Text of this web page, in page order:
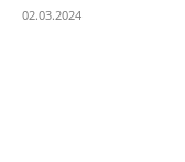
02.03.2024